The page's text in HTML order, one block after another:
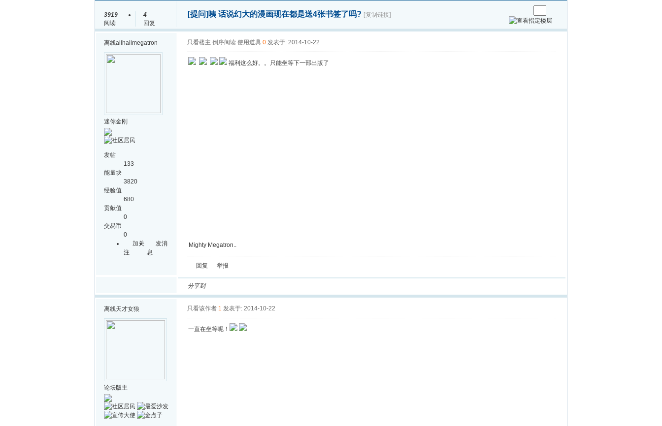
3919
阅读
4
回复
[提问] 咦 话说幻大的漫画现在都是送4张书签了吗? [复制链接]
离线allhailmegatron
迷你金刚
发帖
133
能量块
3820
经验值
680
贡献值
0
交易币
0
加关
注
发消
息
只看楼主 倒序阅读 使用道具 0 发表于: 2014-10-22
福利这么好。。只能坐等下一部出版了
Mighty Megatron..
回复 举报
分享到
离线天才女狼
论坛版主
只看该作者 1 发表于: 2014-10-22
一直在坐等呢！